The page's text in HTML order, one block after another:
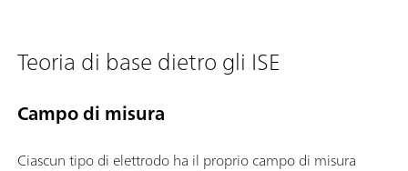
Teoria di base dietro gli ISE
Campo di misura
Ciascun tipo di elettrodo ha il proprio campo di misura